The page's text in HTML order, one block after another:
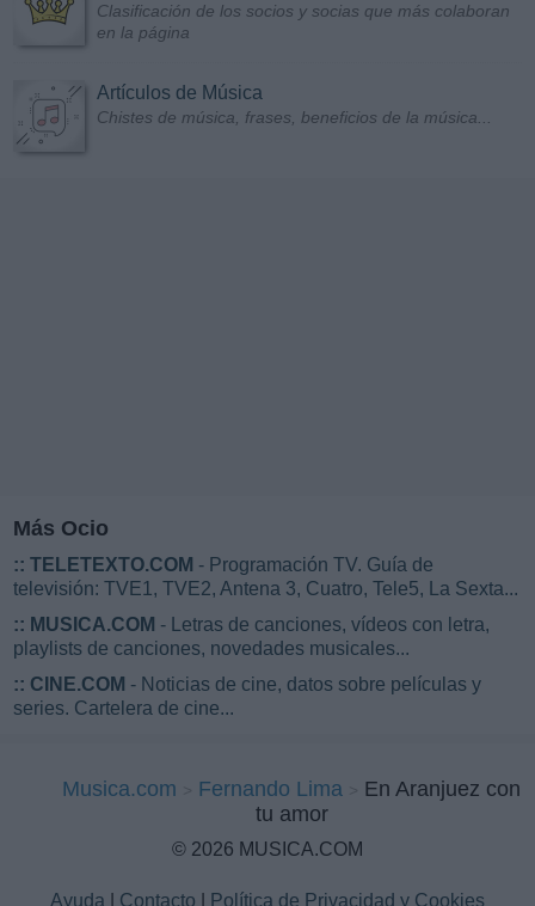
Clasificación de los socios y socias que más colaboran
en la página
Artículos de Música
Chistes de música, frases, beneficios de la música...
Más Ocio
:: TELETEXTO.COM - Programación TV. Guía de
televisión: TVE1, TVE2, Antena 3, Cuatro, Tele5, La Sexta...
:: MUSICA.COM - Letras de canciones, vídeos con letra,
playlists de canciones, novedades musicales...
:: CINE.COM - Noticias de cine, datos sobre películas y
series. Cartelera de cine...
Musica.com Fernando Lima
En Aranjuez con
tu amor
© 2026 MUSICA.COM
Ayuda Contacto
Política de Privacidad y Cookies